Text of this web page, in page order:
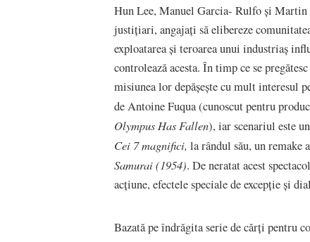
Hun Lee, Manuel Garcia- Rulfo și
justițiari, angajați să elibereze
exploatarea și teroarea unui industriaș
controlează acesta. În timp ce se
misiunea lor depășește cu mult interesul
de Antoine Fuqua (cunoscut pentru
Olympus Has Fallen), iar scenariul este
Cei 7 magnifici, la rândul său, un remake
Samurai (1954). De neratat acest
acțiune, efectele speciale de excepție și
Bazată pe îndrăgita serie de cărți pentru